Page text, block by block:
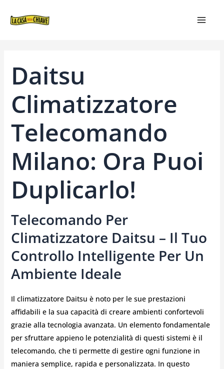
Daitsu
Climatizzatore
Telecomando
Milano: Ora Puoi
Duplicarlo!
Telecomando Per
Climatizzatore Daitsu – Il Tuo
Controllo Intelligente Per Un
Ambiente Ideale
Il climatizzatore Daitsu è noto per le sue prestazioni
affidabili e la sua capacità di creare ambienti confortevoli
grazie alla tecnologia avanzata. Un elemento fondamentale
per sfruttare appieno le potenzialità di questi sistemi è il
telecomando, che ti permette di gestire ogni funzione in
maniera semplice, rapida e personalizzata. In questo
ARTICOLI